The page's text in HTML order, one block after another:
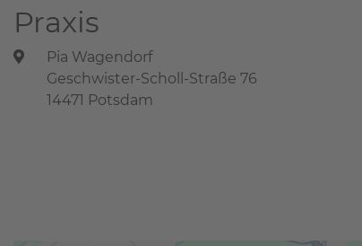
Praxis
Pia Wagendorf
Geschwister-Scholl-Straße 76
14471 Potsdam